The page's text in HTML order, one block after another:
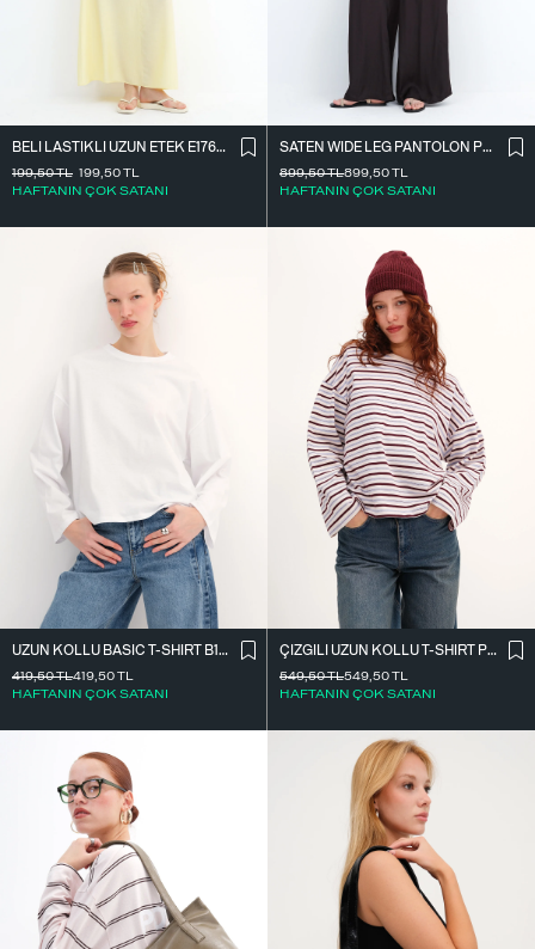
BELI LASTIKLI UZUN ETEK E17627
199,50TL
HAFTANIN ÇOK SATANI
199,50TL
SATEN WIDE LEG PANTOLON PN17298
899,50TL
HAFTANIN ÇOK SATANI
899,50TL
UZUN KOLLU BASIC T-SHIRT B10571
419,50TL
HAFTANIN ÇOK SATANI
419,50TL
ÇIZGILI UZUN KOLLU T-SHIRT P10550
549,50TL
HAFTANIN ÇOK SATANI
549,50TL